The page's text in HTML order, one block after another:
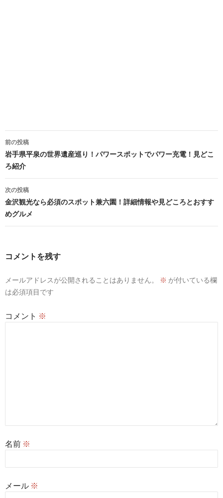
投
稿
ナ
ビ
ゲ
ー
ョ
ン
前の投稿
岩手県平泉の世界遺産巡り！パワースポットでパワー充電！見どこ
ろ紹介
次の投稿
金沢観光なら必須のスポット兼六園！詳細情報や見どころとおすす
めグルメ
コメントを残す
メールアドレスが公開されることはありません。 ※ が付いている欄
は必須項目です
コメント ※
名前 ※
メール ※